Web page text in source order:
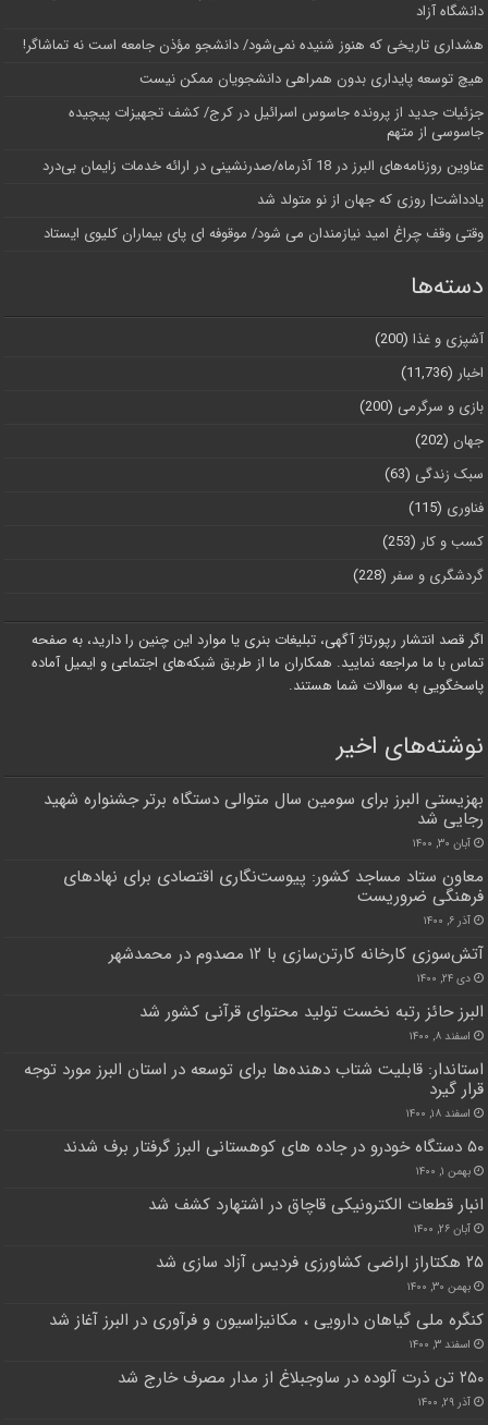
دانشگاه آز‌اد
هشداری تاریخی که هنوز شنیده نمی‌شود/ دانشجو مؤذن جامعه است نه تماشاگر!
هیچ توسعه پایداری بدون همراهی دانشجویان ممکن نیست
جزئیات جدید از پرونده جاسوس اسرائیل در کرج/‌ کشف تجهیزات پیچیده
جاسوسی از متهم
عناوین روزنامه‌های البرز در ‌18 آذرماه/صدرنشینی در ارائه خدمات زایمان بی‌درد
یادداشت| روزی که جهان از نو متولد شد
وقتی وقف چراغ امید نیازمندان می شود/ موقوفه ای پای بیماران کلیوی ایستاد
دسته‌ها
آشپزی و غذا (200)
اخبار (11,736)
بازی و سرگرمی (200)
جهان (202)
سبک زندگی (63)
فناوری (115)
کسب و کار (253)
گردشگری و سفر (228)
اگر قصد انتشار رپورتاژ آگهی، تبلیغات بنری یا موارد این چنین را دارید، به صفحه
تماس با ما مراجعه نمایید. همکاران ما از طریق شبکه‌های اجتماعی و ایمیل آماده
پاسخگویی به سوالات شما هستند.
نوشته‌های اخیر
بهزیستی البرز برای سومین سال متوالی دستگاه برتر جشنواره شهید
رجایی شد
آبان ۳۰, ۱۴۰۰
معاون ستاد مساجد کشور: پیوست‌نگاری اقتصادی برای نهادهای
فرهنگی ضروریست
آذر ۶, ۱۴۰۰
آتش‌سوزی کارخانه کارتن‌سازی با ۱۲ مصدوم در محمدشهر
دی ۲۴, ۱۴۰۰
البرز حائز رتبه نخست تولید محتوای قرآنی کشور شد
اسفند ۸, ۱۴۰۰
استاندار: قابلیت شتاب دهنده‌ها برای توسعه در استان البرز مورد توجه
قرار گیرد
اسفند ۱۸, ۱۴۰۰
۵۰ دستگاه خودرو در جاده های کوهستانی البرز گرفتار برف شدند
بهمن ۱, ۱۴۰۰
انبار قطعات الکترونیکی قاچاق در اشتهارد کشف شد
آبان ۲۶, ۱۴۰۰
۲۵ هکتاراز اراضی کشاورزی فردیس آزاد سازی شد
بهمن ۳۰, ۱۴۰۰
کنگره ملی گیاهان دارویی ، مکانیزاسیون و فرآوری در البرز آغاز شد
اسفند ۳, ۱۴۰۰
۲۵۰ تن ذرت آلوده در ساوجبلاغ از مدار مصرف خارج شد
آذر ۲۹, ۱۴۰۰